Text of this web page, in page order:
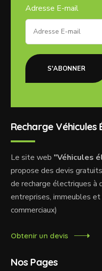
Adresse E-mail
S'ABONNER
Recharge Véhicules
Le site web "Véhicules
propose des devis
de recharge électriques à
entreprises, immeubles
commerciaux)
Obtenir un devis
Nos Pages